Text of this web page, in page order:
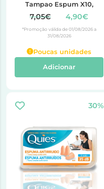
Tampao Espum X10,
7,05€ 4,90€
*Promoção válida de 01/08/2026 a
31/08/2026
Poucas unidades
Adicionar
30%